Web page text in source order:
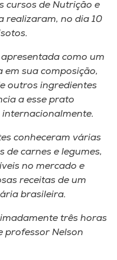
cursos de Nutrição e
realizaram, no dia 10
como um
em sua composição,
outros ingredientes
a esse prato
conheceram várias
de carnes e legumes,
no mercado e
receitas de um
brasileira.
três horas
professor Nelson